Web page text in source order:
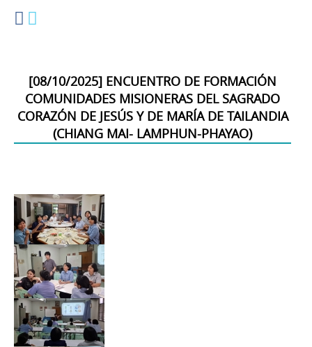
[08/10/2025] ENCUENTRO DE FORMACIÓN
COMUNIDADES MISIONERAS DEL SAGRADO
CORAZÓN DE JESÚS Y DE MARÍA DE TAILANDIA
(CHIANG MAI- LAMPHUN-PHAYAO)